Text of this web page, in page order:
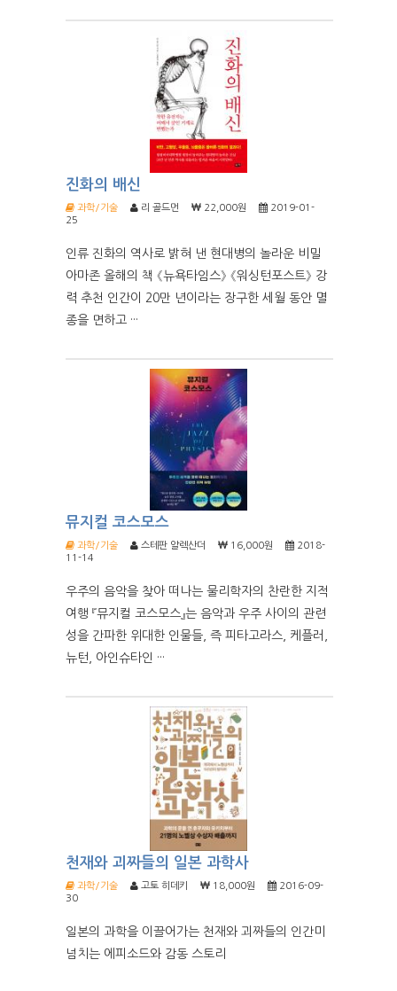
진화의 배신
과학/기술 리 골드먼 22,000원
2019-01-
25
인류 진화의 역사로 밝혀 낸 현대병의 놀라운 비밀
아마존 올해의 책 《뉴욕타임스》 《워싱턴포스트》 강
력 추천 인간이 20만 년이라는 장구한 세월 동안 멸
종을 면하고 ···
뮤지컬 코스모스
과학/기술 스테판 알렉산더 16,000원
2018-
11-14
우주의 음악을 찾아 떠나는 물리학자의 찬란한 지적
여행 『뮤지컬 코스모스』는 음악과 우주 사이의 관련
성을 간파한 위대한 인물들, 즉 피타고라스, 케플러,
뉴턴, 아인슈타인 ···
천재와 괴짜들의 일본 과학사
과학/기술 고토 히데키 18,000원
2016-09-
30
일본의 과학을 이끌어가는 천재와 괴짜들의 인간미
넘치는 에피소드와 감동 스토리